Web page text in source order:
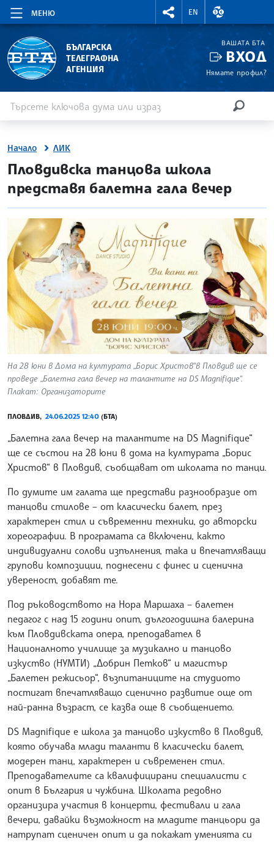
МЕНЮ
RIGHTMENU.SOCIAL
EN
ВАЛУТНИ
БЪЛГАРСКА
ТЕЛЕГРАФНА
АГЕНЦИЯ
ВАШАТА БТА
ВХОД
Нямате профил?
Начало ЛИК
site.bta
Пловдивска танцова школа
представя балетна гала вечер
На 28 юни в Дома на културата „Борис Христов“в Пловдив ще се
проведе „Балетна гала вечер на талантите на DS Magnifique“.
Плакат: Организаторите
ПЛОВДИВ, 24.06.2025 12:40 (БТА)
„Балетна гала вечер на талантите на DS Magnifique“
ще се състои на 28 юни в дома на културата „Борис
Христов“ в Пловдив, съобщават от школата по танци.
По думите им галата ще представи разнообразие от
танцови стилове – от класически балет, през
характерен стил и съвременни техники, до авторски
хореографии. В програмата са включени, както
индивидуални солови изпълнения, така и впечатляващи
групови композиции, поднесени с финес и сценична
увереност, добавят те.
Под ръководството на Нора Маршаха – балетен
педагог с над 15 години опит, дългогодишна балерина
към Пловдивската опера, преподавател в
Националното училище за музикално и танцово
изкуство (НУМТИ) „Добрин Петков“ и магистър
„Балетен режисьор“, възпитаниците на студиото
постигат впечатляващо сценично развитие още от
най-ранна възраст, се казва още в съобщението.
DS Magnifique е школа за танцово изкуство в Пловдив,
която обучава млади таланти в класически балет,
модерен танц, характерен и съвременен стил.
Преподавателите са квалифицирани специалисти с
опит в България и чужбина. Школата редовно
организира участия в концерти, фестивали и гала
вечери, давайки възможност на младите танцьори да
натрупат сценичен опит и да покажат уменията си